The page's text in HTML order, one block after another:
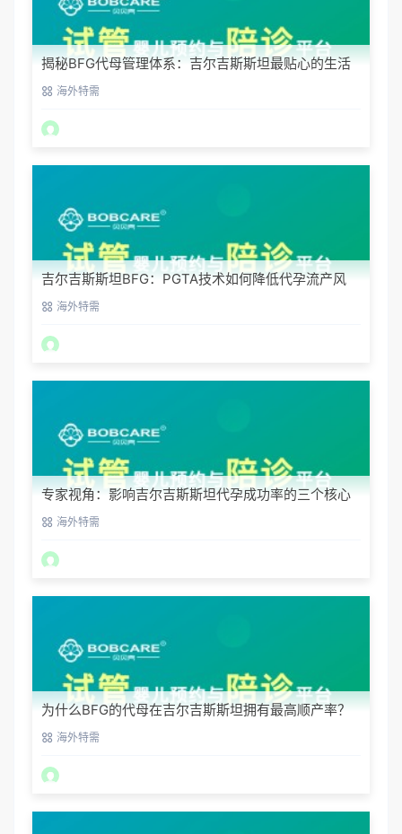
揭秘BFG代母管理体系：吉尔吉斯斯坦最贴心的生活
照顾海外特需
吉尔吉斯斯坦BFG：PGTA技术如何降低代孕流产风
险？海外特需
专家视角：影响吉尔吉斯斯坦代孕成功率的三个核心
要素海外特需
为什么BFG的代母在吉尔吉斯斯坦拥有最高顺产率？
海外特需